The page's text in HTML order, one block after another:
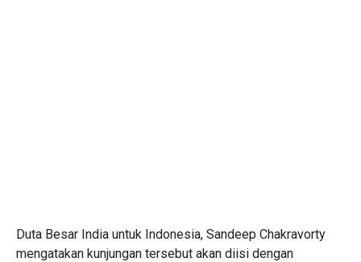
Duta Besar India untuk Indonesia, Sandeep Chakravorty
mengatakan kunjungan tersebut akan diisi dengan